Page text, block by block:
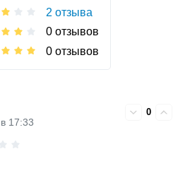
2 отзыва
0 отзывов
0 отзывов
17:33
0